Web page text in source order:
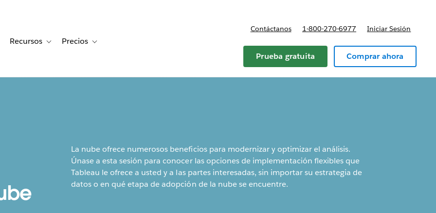
Historias de clientes
sub-navigation for Soluciones
Recursos Toggle sub-navigation for Recursos
Precios Toggle sub-navigation for Precios
Contáctanos 1-800-270-6977 Iniciar Sesión
Prueba gratuita Comprar ahora
La nube ofrece numerosos beneficios para modernizar y optimizar el análisis.
Únase a esta sesión para conocer las opciones de implementación flexibles que
Tableau le ofrece a usted y a las partes interesadas, sin importar su estrategia de
datos o en qué etapa de adopción de la nube se encuentre.